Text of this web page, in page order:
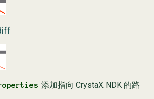
添加指向 CrystaX NDK 的路